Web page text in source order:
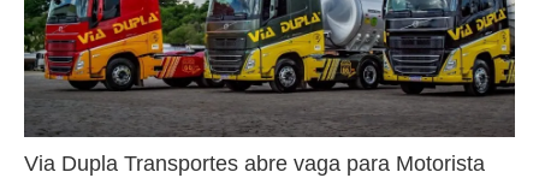
Via Dupla Transportes abre vaga para Motorista